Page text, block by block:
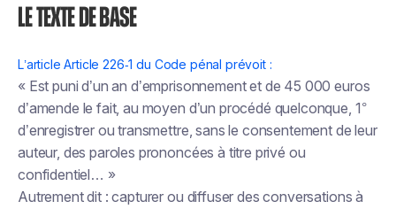
Le texte de base
L’article Article 226‑1 du Code pénal prévoit :
« Est puni d’un an d’emprisonnement et de 45 000 euros
d’amende le fait, au moyen d’un procédé quelconque, 1°
d’enregistrer ou transmettre, sans le consentement de leur
auteur, des paroles prononcées à titre privé ou
confidentiel… »
Autrement dit : capturer ou diffuser des conversations à